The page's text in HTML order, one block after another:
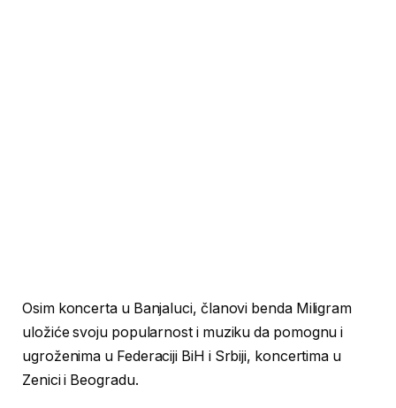
Osim koncerta u Banjaluci, članovi benda Miligram
uložiće svoju popularnost i muziku da pomognu i
ugroženima u Federaciji BiH i Srbiji, koncertima u
Zenici i Beogradu.